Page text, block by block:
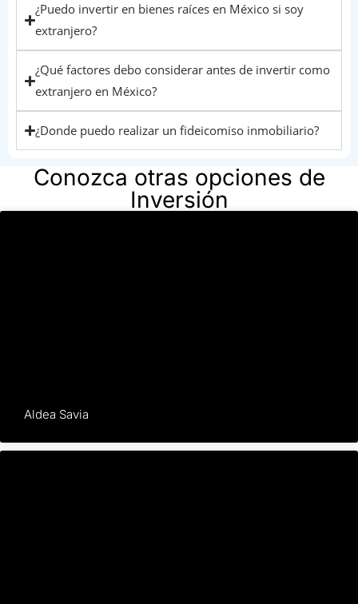
¿Puedo invertir en bienes raíces en México si soy
extranjero?
¿Qué factores debo considerar antes de invertir como
extranjero en México?
¿Donde puedo realizar un fideicomiso inmobiliario?
Conozca otras opciones de
Inversión
Aldea Savia